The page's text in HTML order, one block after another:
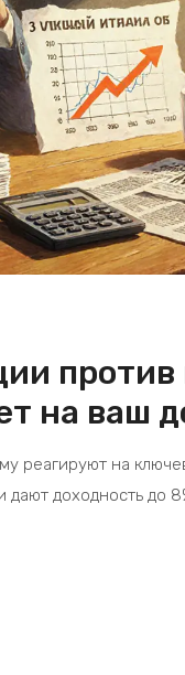
против
на ваш
реагируют на
доходность до